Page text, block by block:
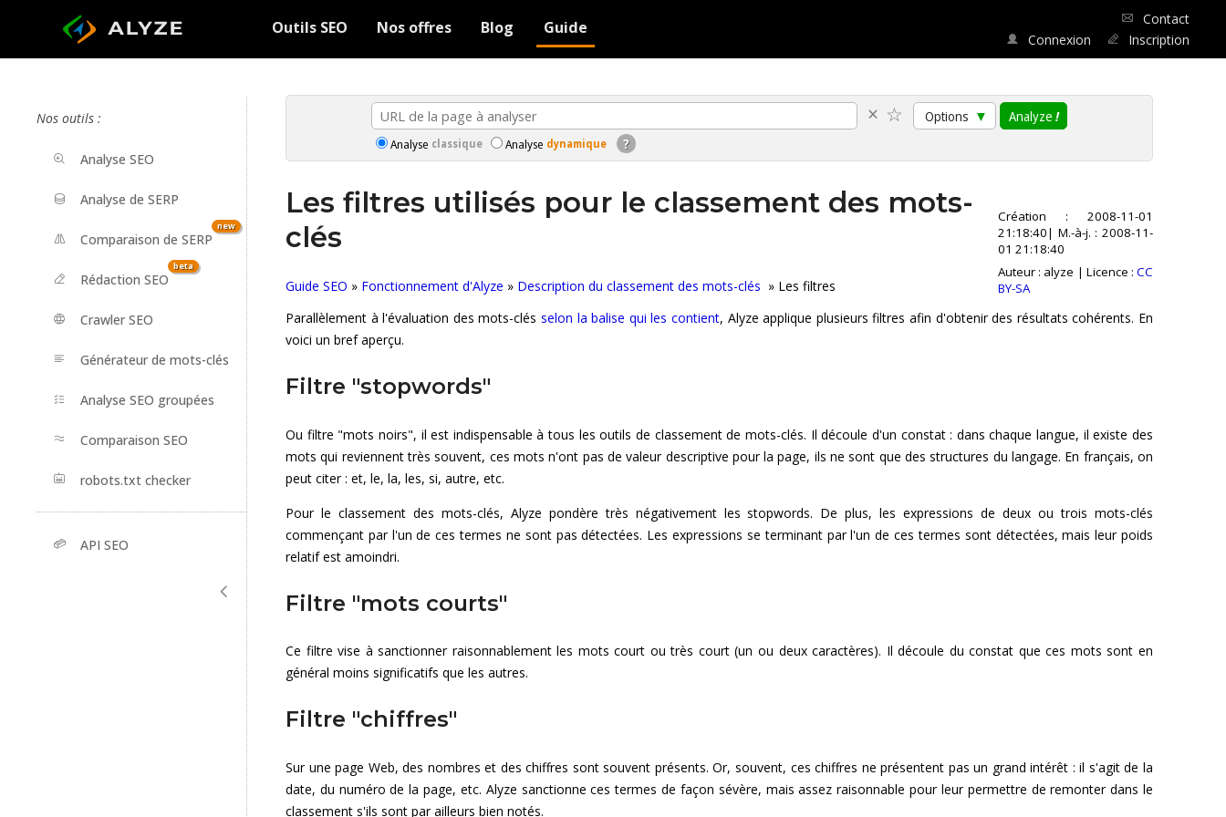
ALYZE Outils SEO Nos offres Blog Guide
Contact
Connexion
Inscription
Nos outils :
Analyse SEO
Analyse de SERP
Comparaison de SERP
new
Rédaction SEO
beta
Crawler SEO
Générateur de mots-clés
Analyse SEO groupées
Comparaison SEO
robots.txt checker
API SEO
× ☆ Options ▼ Analyze !
Analyse classique Analyse dynamique ?
Création : 2008-11-01
21:18:40| M.-à-j. : 2008-11-
01 21:18:40
Auteur : alyze | Licence :CC
BY-SA
Les filtres utilisés pour le classement des mots-
clés
Guide SEO » Fonctionnement d'Alyze » Description du classement des mots-clés » Les filtres
Parallèlement à l'évaluation des mots-clés selon la balise qui les contient, Alyze applique plusieurs filtres afin d'obtenir des résultats cohérents. En
voici un bref aperçu.
Filtre "stopwords"
Ou filtre "mots noirs", il est indispensable à tous les outils de classement de mots-clés. Il découle d'un constat : dans chaque langue, il existe des
mots qui reviennent très souvent, ces mots n'ont pas de valeur descriptive pour la page, ils ne sont que des structures du langage. En français, on
peut citer : et, le, la, les, si, autre, etc.
Pour le classement des mots-clés, Alyze pondère très négativement les stopwords. De plus, les expressions de deux ou trois mots-clés
commençant par l'un de ces termes ne sont pas détectées. Les expressions se terminant par l'un de ces termes sont détectées, mais leur poids
relatif est amoindri.
Filtre "mots courts"
Ce filtre vise à sanctionner raisonnablement les mots court ou très court (un ou deux caractères). Il découle du constat que ces mots sont en
général moins significatifs que les autres.
Filtre "chiffres"
Sur une page Web, des nombres et des chiffres sont souvent présents. Or, souvent, ces chiffres ne présentent pas un grand intérêt : il s'agit de la
date, du numéro de la page, etc. Alyze sanctionne ces termes de façon sévère, mais assez raisonnable pour leur permettre de remonter dans le
classement s'ils sont par ailleurs bien notés.